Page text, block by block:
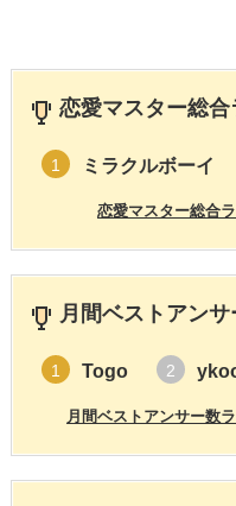
恋愛マスター総
1 ミラクルボーイ
恋愛マスター総合
月間ベストアンサ
1 Togo 2
月間ベストアンサー数